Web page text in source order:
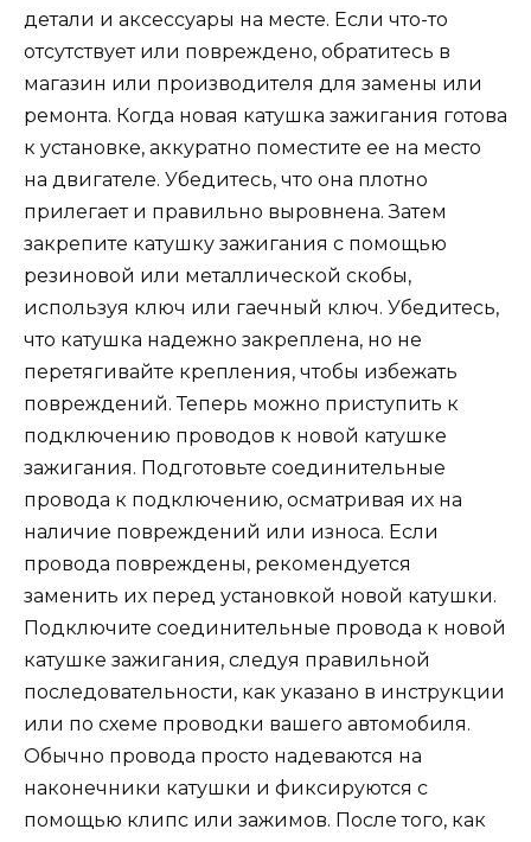
детали и аксессуары на месте. Если что-то
отсутствует или повреждено, обратитесь в
магазин или производителя для замены или
ремонта. Когда новая катушка зажигания готова
к установке, аккуратно поместите ее на место
на двигателе. Убедитесь, что она плотно
прилегает и правильно выровнена. Затем
закрепите катушку зажигания с помощью
резиновой или металлической скобы,
используя ключ или гаечный ключ. Убедитесь,
что катушка надежно закреплена, но не
перетягивайте крепления, чтобы избежать
повреждений. Теперь можно приступить к
подключению проводов к новой катушке
зажигания. Подготовьте соединительные
провода к подключению, осматривая их на
наличие повреждений или износа. Если
провода повреждены, рекомендуется
заменить их перед установкой новой катушки.
Подключите соединительные провода к новой
катушке зажигания, следуя правильной
последовательности, как указано в инструкции
или по схеме проводки вашего автомобиля.
Обычно провода просто надеваются на
наконечники катушки и фиксируются с
помощью клипс или зажимов. После того, как